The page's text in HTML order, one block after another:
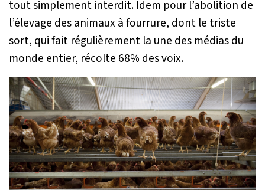
tout simplement interdit. Idem pour l’abolition de
l’élevage des animaux à fourrure, dont le triste
sort, qui fait régulièrement la une des médias du
monde entier, récolte 68% des voix.